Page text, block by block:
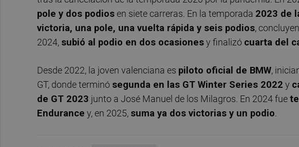
pole y dos podios en siete carreras. En la temporada 2023 de
victoria, una pole, una vuelta rápida y seis podios,
2024, subió al podio en dos ocasionesy finalizó cuarta del
Desde 2022, la joven valenciana es piloto oficial de BMW,
GT, donde terminó segunda en las GT Winter Series 2022 y
de GT 2023 junto a José Manuel de los Milagros. En 2024 fue
Endurance y, en 2025, suma ya dos victorias y un podio.